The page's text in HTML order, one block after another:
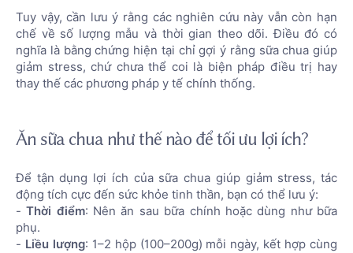
Tuy vậy, cần lưu ý rằng các nghiên cứu này vẫn còn hạn
chế về số lượng mẫu và thời gian theo dõi. Điều đó có
nghĩa là bằng chứng hiện tại chỉ gợi ý rằng sữa chua giúp
giảm stress, chứ chưa thể coi là biện pháp điều trị hay
thay thế các phương pháp y tế chính thống.
Ăn sữa chua như thế nào để tối ưu lợi ích?
Để tận dụng lợi ích của sữa chua giúp giảm stress, tác
động tích cực đến sức khỏe tinh thần, bạn có thể lưu ý:
-Thời điểm: Nên ăn sau bữa chính hoặc dùng như bữa
phụ.
- Liều lượng: 1–2 hộp (100–200g) mỗi ngày, kết hợp cùng